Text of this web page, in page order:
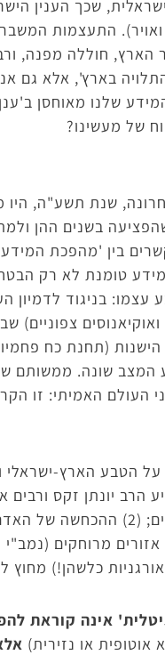
שכך הענין
התעצמות
הארץ, חוללה מפנה,
בארץ', אלא גם
שלנו מאוחסן
של מעשינו?
בשנים ההן
בין 'מהפכת
טומנת לא רק
עצמו: בניגוד לדמיון
צפוניים)
הישנות (תחנת כח
המצב שונה. ממשותם
העולם האמיתי: זו
הרב יונתן זקס
לדורות הבאים; (2)
אורגניות כלשהן!)
אינה קוראת
אוטופית או נזירית)